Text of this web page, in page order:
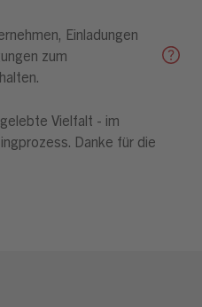
Einladungen
zum
Vielfalt - im
Danke für die